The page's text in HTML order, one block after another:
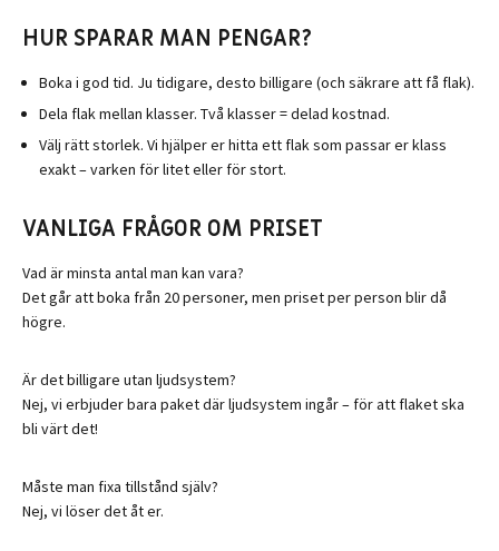
HUR SPARAR MAN PENGAR?
Boka i god tid. Ju tidigare, desto billigare (och säkrare att få flak).
Dela flak mellan klasser. Två klasser = delad kostnad.
Välj rätt storlek. Vi hjälper er hitta ett flak som passar er klass
exakt – varken för litet eller för stort.
VANLIGA FRÅGOR OM PRISET
Vad är minsta antal man kan vara?
Det går att boka från 20 personer, men priset per person blir då
högre.
Är det billigare utan ljudsystem?
Nej, vi erbjuder bara paket där ljudsystem ingår – för att flaket ska
bli värt det!
Måste man fixa tillstånd själv?
Nej, vi löser det åt er.